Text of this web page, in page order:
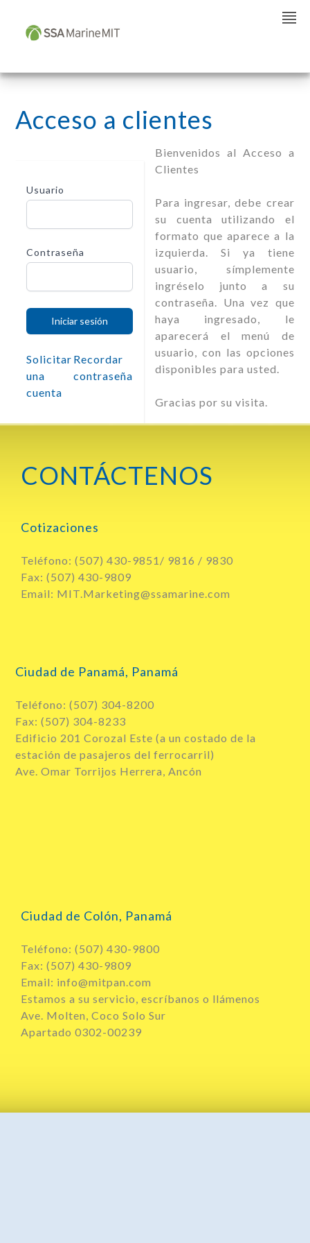
Acceso a clientes
Usuario
Contraseña
Iniciar sesión
Solicitar
una
cuenta
Recordar
contraseña
Bienvenidos al Acceso a
Clientes
Para ingresar, debe crear
su cuenta utilizando el
formato que aparece a la
izquierda. Si ya tiene
usuario, símplemente
ingréselo junto a su
contraseña. Una vez que
haya ingresado, le
aparecerá el menú de
usuario, con las opciones
disponibles para usted.
Gracias por su visita.
CONTÁCTENOS
Cotizaciones
Teléfono: (507) 430-9851/ 9816 / 9830
Fax: (507) 430-9809
Email: MIT.Marketing@ssamarine.com
Ciudad de Panamá, Panamá
Teléfono: (507) 304-8200
Fax: (507) 304-8233
Edificio 201 Corozal Este (a un costado de la
estación de pasajeros del ferrocarril)
Ave. Omar Torrijos Herrera, Ancón
Ciudad de Colón, Panamá
Teléfono: (507) 430-9800
Fax: (507) 430-9809
Email: info@mitpan.com
Estamos a su servicio, escríbanos o llámenos
Ave. Molten, Coco Solo Sur
Apartado 0302-00239